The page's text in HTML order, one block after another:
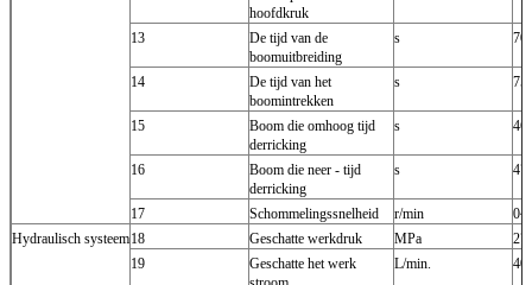
hoofdkruk
13
De tijd van de
boomuitbreiding
s 70
14
De tijd van het
boomintrekken
s 75
15
Boom die omhoog tijd
derricking
s 46
16
Boom die neer - tijd
derricking
s 47
17 Schommelingssnelheid r/min
Hydraulisch systeem18 Geschatte werkdruk MPa
27
19
Geschatte het werk
L/min.